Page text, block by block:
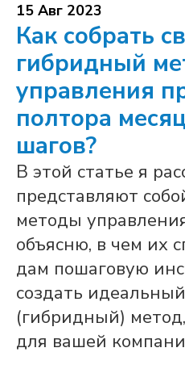
15 Авг 2023
Как собрать
гибридный
управления
полтора
шагов?
В этой статье я
представляют
методы
объясню, в чем их
дам пошаговую
создать
(гибридный)
для вашей